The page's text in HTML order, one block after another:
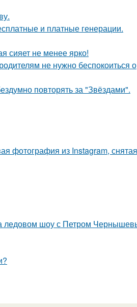
и платные генерации.
сияет не менее ярко!
не нужно беспокоиться о
повторять за "Звёздами".
фотография из Instagram,
ледовом шоу с Петром